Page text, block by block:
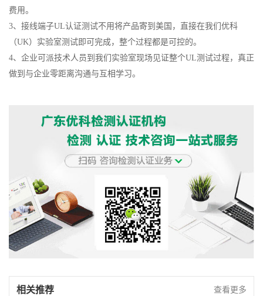
费用。
3、接线端子UL认证测试不用将产品寄到美国，直接在我们优科
（UK）实验室测试即可完成，整个过程都是可控的。
4、企业可派技术人员到我们实验室现场见证整个UL测试过程，真正
做到与企业零距离沟通与互相学习。
相关推荐 查看更多